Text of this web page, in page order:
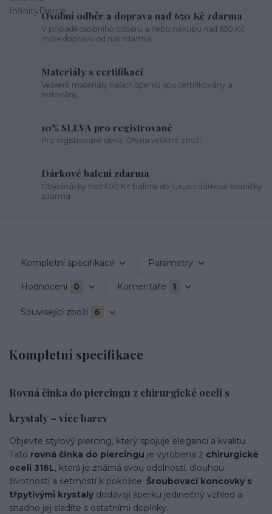
Osobní odběr a doprava nad 650 Kč zdarma
V případě osobního odběru a nebo nákupu nad 650 Kč
máte dopravu od nás zdarma
Materiály s certifikací
Veškeré materiály našich šperků jsou certifikovány a
testovány
10% SLEVA pro registrované
Pro registrované sleva 10% na veškeré zboží
Dárkové balení zdarma
Objednávky nad 300 Kč balíme do luxusní dárkové krabičky
zdarma
Kompletní specifikace Parametry
Hodnocení 0 Komentáře 1
Související zboží 6
Kompletní specifikace
Rovná činka do piercingu z chirurgické oceli s
krystaly – více barev
Objevte stylový piercing, který spojuje eleganci a kvalitu.
Tato rovná činka do piercingu je vyrobena z chirurgické
oceli 316L, která je známá svou odolností, dlouhou
životností a šetrností k pokožce. Šroubovací koncovky s
třpytivými krystaly dodávají šperku jedinečný vzhled a
snadno jej sladíte s ostatními doplňky.